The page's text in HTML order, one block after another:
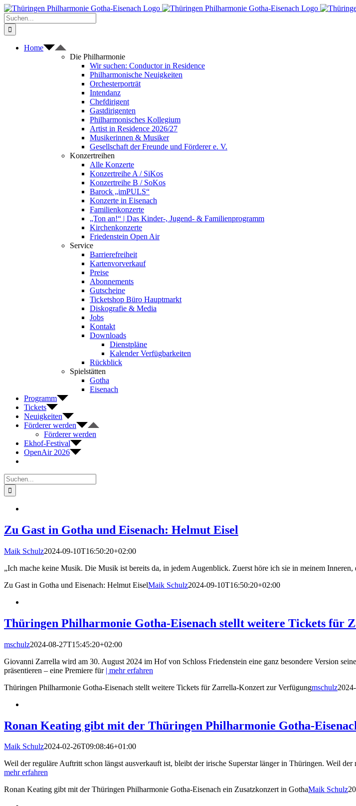
Zum
Inhalt
springen
Suche
nach:
Home
Die Philharmonie
Wir suchen: Conductor in Residence
Philharmonische Neuigkeiten
Orchesterporträt
Intendanz
Chefdirigent
Gastdirigenten
Philharmonisches Kollegium
Artist in Residence 2026/27
Musikerinnen & Musiker
Gesellschaft der Freunde und Förderer e. V.
Konzertreihen
Alle Konzerte
Konzertreihe A / SiKos
Konzertreihe B / SoKos
Barock „imPULS“
Konzerte in Eisenach
Familienkonzerte
„Ton an!“ | Das Kinder-, Jugend- & Familienprogramm
Kirchenkonzerte
Friedenstein Open Air
Service
Barrierefreiheit
Kartenvorverkauf
Preise
Abonnements
Gutscheine
Ticketshop Büro Hauptmarkt
Diskografie & Media
Jobs
Kontakt
Downloads
Dienstpläne
Kalender Verfügbarkeiten
Rückblick
Spielstätten
Gotha
Eisenach
Programm
Tickets
Neuigkeiten
Förderer werden
Förderer werden
Ekhof-Festival
OpenAir 2026
Suche
nach:
Zu Gast in Gotha und Eisenach: Helmut Eisel
Maik Schulz2024-09-10T16:50:20+02:00
„Ich mache keine Musik. Die Musik ist bereits da, in jedem Augenblick. Zuerst höre ich sie in meinem
Zu Gast in Gotha und Eisenach: Helmut EiselMaik Schulz2024-09-10T16:50:20+02:00
Thüringen Philharmonie Gotha-Eisenach stellt weitere Tickets für
mschulz2024-08-27T15:45:20+02:00
Giovanni Zarrella wird am 30. August 2024 im Hof von Schloss Friedenstein eine ganz besondere Version
präsentieren – eine Premiere für | mehr erfahren
Thüringen Philharmonie Gotha-Eisenach stellt weitere Tickets für Zarrella-Konzert zur Verfügungmschulz
Ronan Keating gibt mit der Thüringen Philharmonie Gotha-
Maik Schulz2024-02-26T09:08:46+01:00
Weil der reguläre Auftritt schon längst ausverkauft ist, bleibt der irische Superstar länger in Thüringen. Weil
mehr erfahren
Ronan Keating gibt mit der Thüringen Philharmonie Gotha-Eisenach ein Zusatzkonzert in GothaMaik Schulz